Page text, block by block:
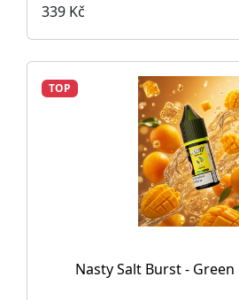
339 Kč
TOP
Nasty Salt Burst -